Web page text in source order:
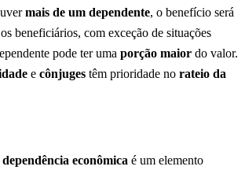
mais de um dependente, o benefício será
beneficiários, com exceção de situações
pode ter uma porção maior do valor.
e cônjuges têm prioridade no rateio da
econômica é um elemento